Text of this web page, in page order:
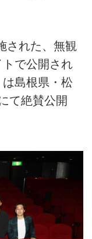
された、無観
で公開され
島根県・松
て絶賛公開